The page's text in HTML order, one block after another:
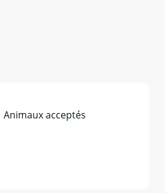
Animaux acceptés